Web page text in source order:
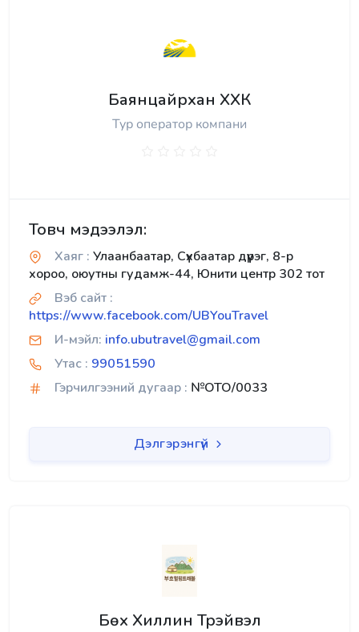
Баянцайрхан ХХК
Тур оператор компани
Товч мэдээлэл:
Хаяг : Улаанбаатар, Сүхбаатар дүүрэг, 8-р
хороо, оюутны гудамж-44, Юнити центр 302 тот
Вэб сайт :
https://www.facebook.com/UBYouTravel
И-мэйл: info.ubutravel@gmail.com
Утас : 99051590
Гэрчилгээний дугаар : №OTO/0033
Дэлгэрэнгүй
Бөх Хиллин Трэйвэл